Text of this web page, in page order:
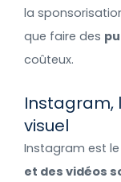
la
que faire des
coûteux.
Instagram,
visuel
Instagram est
et des vidéos